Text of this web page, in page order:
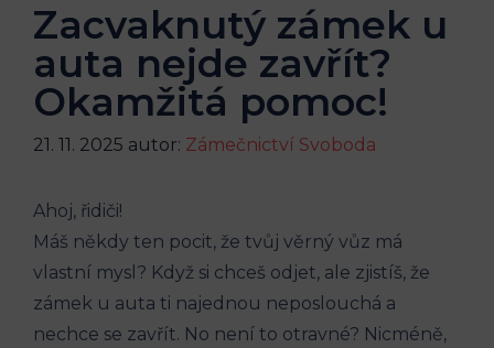
Zacvaknutý zámek u
auta nejde zavřít?
Okamžitá pomoc!
21. 11. 2025 autor: Zámečnictví Svoboda
Ahoj, řidiči!
Máš⁣ někdy ten pocit, že tvůj ​věrný vůz⁣ má⁣
vlastní ​mysl? Když si chceš odjet, ale ⁢zjistíš, že
zámek u auta ti najednou neposlouchá⁣ a
nechce se zavřít. No není​ to otravné? Nicméně,